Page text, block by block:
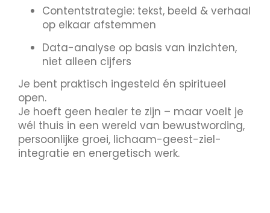
Contentstrategie: tekst, beeld & verhaal
op elkaar afstemmen
Data-analyse op basis van inzichten,
niet alleen cijfers
Je bent praktisch ingesteld én spiritueel
open.
Je hoeft geen healer te zijn – maar voelt je
wél thuis in een wereld van bewustwording,
persoonlijke groei, lichaam-geest-ziel-
integratie en energetisch werk.